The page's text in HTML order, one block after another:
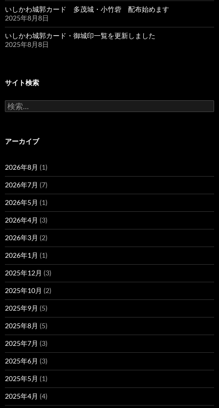
いしかわ城郭カード 多茂城・小竹砦 配布始めます
2025年8月8日
いしかわ城郭カード・御城印一覧を更新しました
2025年8月8日
サイト検索
検
索:
アーカイブ
2026年8月 (1)
2026年7月 (7)
2026年5月 (1)
2026年4月 (3)
2026年3月 (2)
2026年1月 (1)
2025年12月 (3)
2025年10月 (2)
2025年9月 (5)
2025年8月 (5)
2025年7月 (3)
2025年6月 (3)
2025年5月 (1)
2025年4月 (4)